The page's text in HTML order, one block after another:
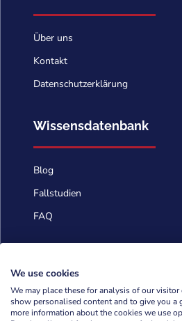
Über uns
Kontakt
Datenschutzerklärung
Wissensdatenbank
Blog
Fallstudien
FAQ
 info@cyberforces.com
We use cookies
We may place these for analysis of our
show personalised content and to give you a
more information about the cookies we use